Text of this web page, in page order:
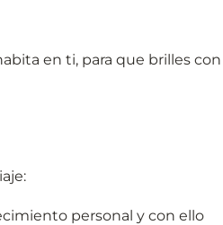
en ti, para que brilles con
personal y con ello